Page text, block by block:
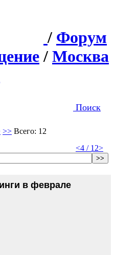
/ Форум
/ Москва
Поиск
>> Всего: 12
<4 / 12>
>>
в феврале